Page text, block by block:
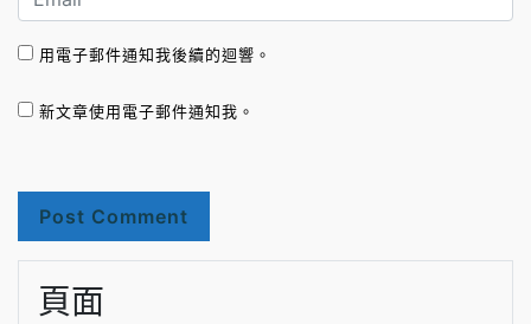
用電子郵件通知我後續的迴響。
新文章使用電子郵件通知我。
頁面